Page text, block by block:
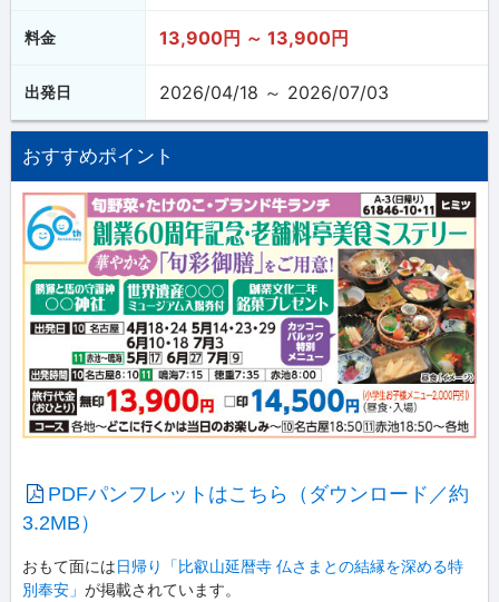
料金 13,900円 ～ 13,900円
出発日 2026/04/18 ～ 2026/07/03
おすすめポイント
PDFパンフレットはこちら（ダウンロード／約
3.2MB）
おもて面には日帰り「比叡山延暦寺 仏さまとの結縁を深める特
別奉安」 が掲載されています。